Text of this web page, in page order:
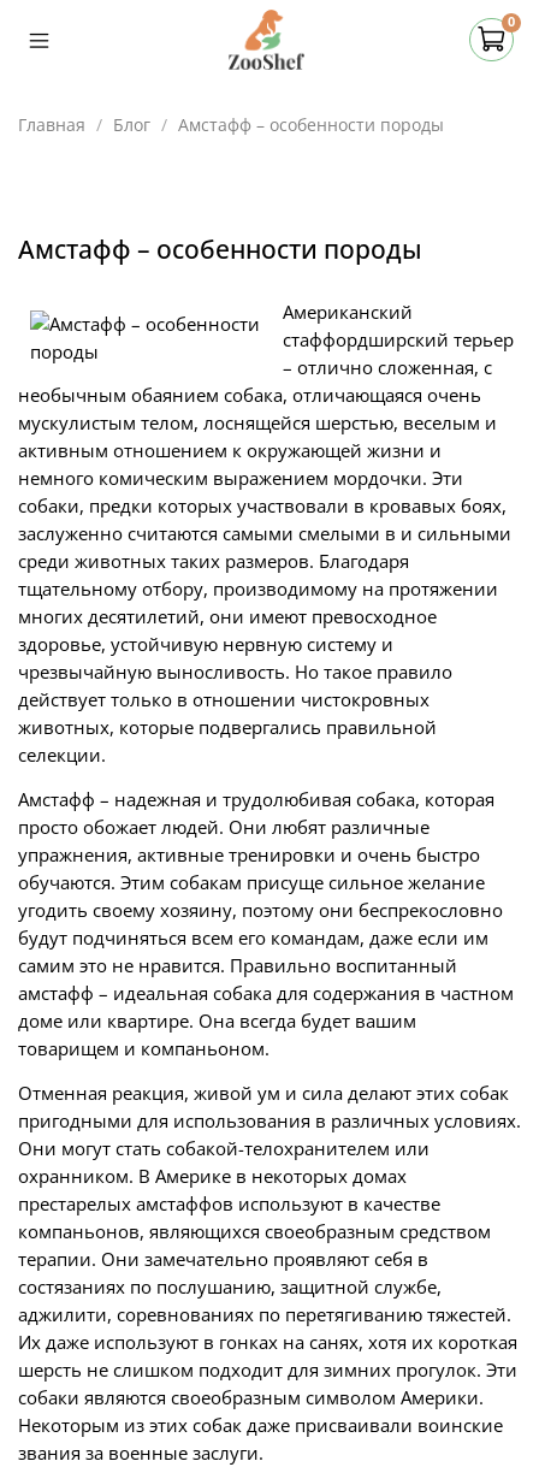
0
Главная Блог Амстафф – особенности породы
Амстафф – особенности породы
Американский
стаффордширский терьер
– отлично сложенная, с
необычным обаянием собака, отличающаяся очень
мускулистым телом, лоснящейся шерстью, веселым и
активным отношением к окружающей жизни и
немного комическим выражением мордочки. Эти
собаки, предки которых участвовали в кровавых боях,
заслуженно считаются самыми смелыми в и сильными
среди животных таких размеров. Благодаря
тщательному отбору, производимому на протяжении
многих десятилетий, они имеют превосходное
здоровье, устойчивую нервную систему и
чрезвычайную выносливость. Но такое правило
действует только в отношении чистокровных
животных, которые подвергались правильной
селекции.
Амстафф – надежная и трудолюбивая собака, которая
просто обожает людей. Они любят различные
упражнения, активные тренировки и очень быстро
обучаются. Этим собакам присуще сильное желание
угодить своему хозяину, поэтому они беспрекословно
будут подчиняться всем его командам, даже если им
самим это не нравится. Правильно воспитанный
амстафф – идеальная собака для содержания в частном
доме или квартире. Она всегда будет вашим
товарищем и компаньоном.
Отменная реакция, живой ум и сила делают этих собак
пригодными для использования в различных условиях.
Они могут стать собакой-телохранителем или
охранником. В Америке в некоторых домах
престарелых амстаффов используют в качестве
компаньонов, являющихся своеобразным средством
терапии. Они замечательно проявляют себя в
состязаниях по послушанию, защитной службе,
аджилити, соревнованиях по перетягиванию тяжестей.
Их даже используют в гонках на санях, хотя их короткая
шерсть не слишком подходит для зимних прогулок. Эти
собаки являются своеобразным символом Америки.
Некоторым из этих собак даже присваивали воинские
звания за военные заслуги.